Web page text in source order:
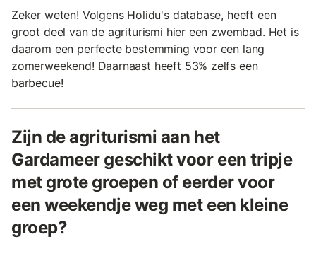
Zeker weten! Volgens Holidu's database, heeft een
groot deel van de agriturismi hier een zwembad. Het is
daarom een perfecte bestemming voor een lang
zomerweekend! Daarnaast heeft 53% zelfs een
barbecue!
Zijn de agriturismi aan het
Gardameer geschikt voor een tripje
met grote groepen of eerder voor
een weekendje weg met een kleine
groep?